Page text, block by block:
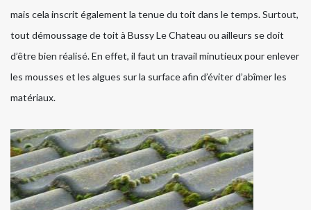
mais cela inscrit également la tenue du toit dans le temps. Surtout,
tout démoussage de toit à Bussy Le Chateau ou ailleurs se doit
d’être bien réalisé. En effet, il faut un travail minutieux pour enlever
les mousses et les algues sur la surface afin d’éviter d’abîmer les
matériaux.